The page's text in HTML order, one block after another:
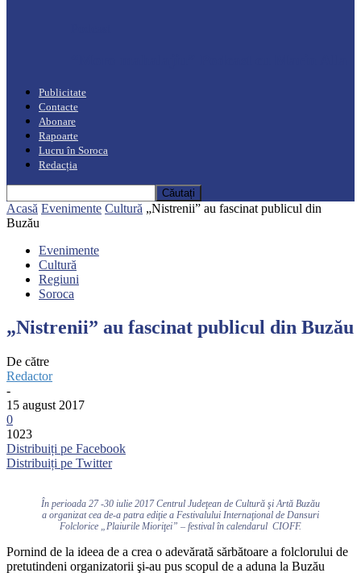
Publicitate
Contacte
Abonare
Rapoarte
Lucru în Soroca
Redacția
Acasă Evenimente Cultură „Nistrenii” au fascinat publicul din
Buzău
Evenimente
Cultură
Regiuni
Soroca
„Nistrenii” au fascinat publicul din Buzău
De către
Redactor
-
15 august 2017
0
1023
Distribuiți pe Facebook
Distribuiți pe Twitter
În perioada 27 -30 iulie 2017 Centrul Judeţean de Cultură şi Artă Buzău
a organizat cea de-a patra ediţie a Festivalului Internaţional de Dansuri
Folclorice „Plaiurile Mioriţei” – festival în calendarul CIOFF.
Pornind de la ideea de a crea o adevărată sărbătoare a folclorului de
pretutindeni organizatorii şi-au pus scopul de a aduna la Buzău